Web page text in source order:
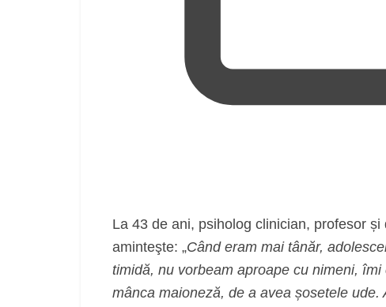
La 43 de ani, psiholog clinician, profesor
aminteşte: „Când eram mai tânăr,
timidă, nu vorbeam aproape cu nimeni,
mânca maioneză, de a avea șosetele